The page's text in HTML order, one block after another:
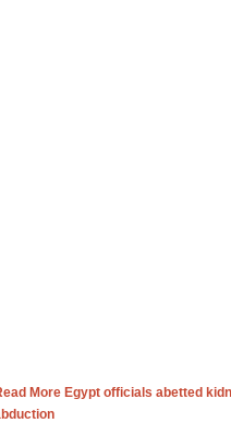
More Egypt officials abetted